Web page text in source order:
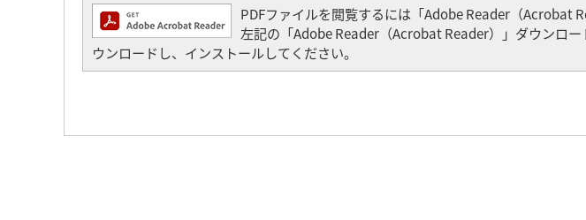
PDFファイルを閲覧するには「Adobe Reader（Acrobat
左記の「Adobe Reader（Acrobat Reader）」ダウンロ
ウンロードし、インストールしてください。